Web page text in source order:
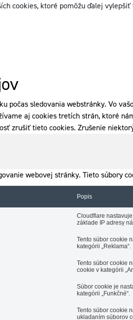
cookies, ktoré pomôžu ďalej
počas sledovania webstránky. Vo
aj cookies tretích strán, ktoré
zrušiť tieto cookies. Zrušenie
webovej stránky. Tieto súbory
Popis
Cloudflare
základe IP adresy
Tento súbor cookie
kategórii „Reklama“.
Tento súbor cookie
cookie v kategórii
Súbor cookie je
kategórii „Funkčné“.
Tento súbor cookie
ukladaním súborov